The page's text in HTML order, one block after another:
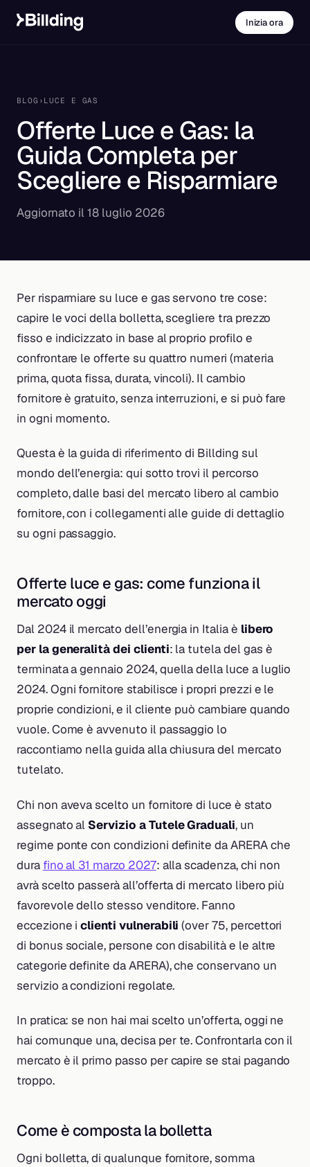
Inizia ora
BLOG › LUCE E GAS
Offerte Luce e Gas: la
Guida Completa per
Scegliere e Risparmiare
Aggiornato il 18 luglio 2026
Per risparmiare su luce e gas servono tre cose:
capire le voci della bolletta, scegliere tra prezzo
fisso e indicizzato in base al proprio profilo e
confrontare le offerte su quattro numeri (materia
prima, quota fissa, durata, vincoli). Il cambio
fornitore è gratuito, senza interruzioni, e si può fare
in ogni momento.
Questa è la guida di riferimento di Billding sul
mondo dell’energia: qui sotto trovi il percorso
completo, dalle basi del mercato libero al cambio
fornitore, con i collegamenti alle guide di dettaglio
su ogni passaggio.
Offerte luce e gas: come funziona il
mercato oggi
Dal 2024 il mercato dell’energia in Italia è libero
per la generalità dei clienti: la tutela del gas è
terminata a gennaio 2024, quella della luce a luglio
2024. Ogni fornitore stabilisce i propri prezzi e le
proprie condizioni, e il cliente può cambiare quando
vuole. Come è avvenuto il passaggio lo
raccontiamo nella guida alla chiusura del mercato
tutelato.
Chi non aveva scelto un fornitore di luce è stato
assegnato al Servizio a Tutele Graduali, un
regime ponte con condizioni definite da ARERA che
dura fino al 31 marzo 2027: alla scadenza, chi non
avrà scelto passerà all’offerta di mercato libero più
favorevole dello stesso venditore. Fanno
eccezione iclienti vulnerabili (over 75, percettori
di bonus sociale, persone con disabilità e le altre
categorie definite da ARERA), che conservano un
servizio a condizioni regolate.
In pratica: se non hai mai scelto un’offerta, oggi ne
hai comunque una, decisa per te. Confrontarla con il
mercato è il primo passo per capire se stai pagando
troppo.
Come è composta la bolletta
Ogni bolletta, di qualunque fornitore, somma